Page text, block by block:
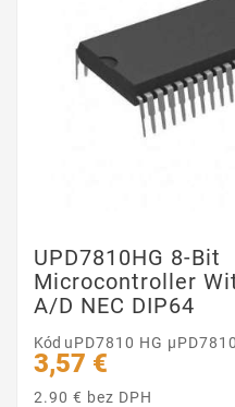
UPD7810HG 8-Bit
Microcontroller
A/D NEC DIP64
Kód uPD7810 HG µPD7810
3,57 €
2.90 € bez DPH